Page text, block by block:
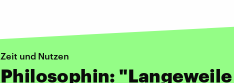
Zeit und Nutzen
Philosophin: "Langeweile